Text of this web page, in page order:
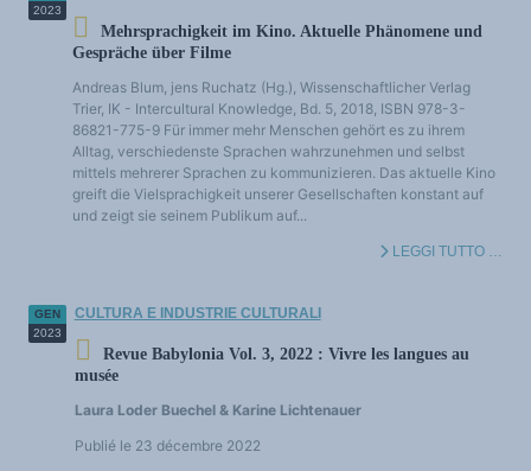
2023
Mehrsprachigkeit im Kino. Aktuelle Phänomene und
Gespräche über Filme
Andreas Blum, jens Ruchatz (Hg.), Wissenschaftlicher Verlag
Trier, IK - Intercultural Knowledge, Bd. 5, 2018, ISBN 978-3-
86821-775-9 Für immer mehr Menschen gehört es zu ihrem
Alltag, verschiedenste Sprachen wahrzunehmen und selbst
mittels mehrerer Sprachen zu kommunizieren. Das aktuelle Kino
greift die Vielsprachigkeit unserer Gesellschaften konstant auf
und zeigt sie seinem Publikum auf...
LEGGI TUTTO …
GEN
2023
CULTURA E INDUSTRIE CULTURALI
Revue Babylonia Vol. 3, 2022 : Vivre les langues au
musée
Laura Loder Buechel & Karine Lichtenauer
Publié le 23 décembre 2022